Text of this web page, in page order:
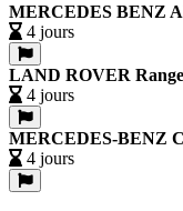
MERCEDES BENZ
4 jours
LAND ROVER
4 jours
MERCEDES-BENZ
4 jours